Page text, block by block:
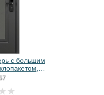
с большим
и серым